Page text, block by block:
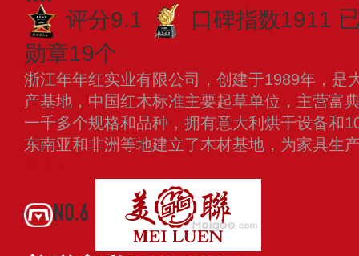
评分9.1
口碑指数1911
勋章19个
浙江年年红实业有限公司，创建于1989年，是
产基地，中国红木标准主要起草单位，主营富
一千多个规格和品种，拥有意大利烘干设备和
东南亚和非洲等地建立了木材基地，为家具生
NO.6